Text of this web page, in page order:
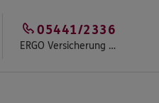
ERGO Versicherung Bernd Schwegmann
05441/2336